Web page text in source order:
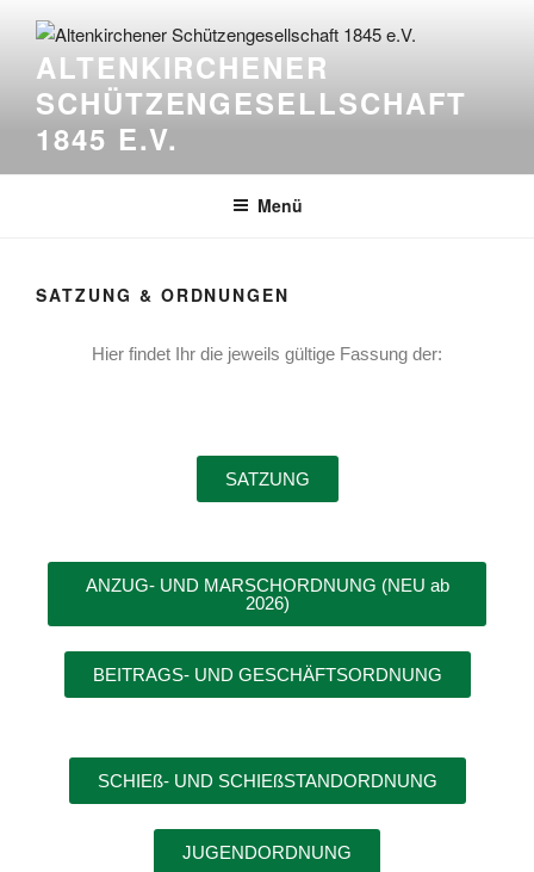
ALTENKIRCHENER
SCHÜTZENGESELLSCHAFT
1845 E.V.
Menü
SATZUNG & ORDNUNGEN
Hier findet Ihr die jeweils gültige Fassung der:
SATZUNG
ANZUG- UND MARSCHORDNUNG (NEU ab
2026)
BEITRAGS- UND GESCHÄFTSORDNUNG
SCHIEß- UND SCHIEßSTANDORDNUNG
JUGENDORDNUNG